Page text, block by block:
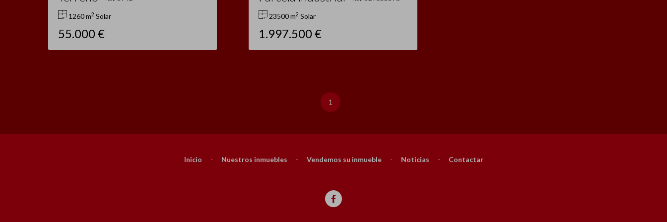
1260 m2 Solar
55.000 €
23500 m2 Solar
1.997.500 €
1
Inicio - Nuestros inmuebles - Vendemos su inmueble - Noticias - Contactar